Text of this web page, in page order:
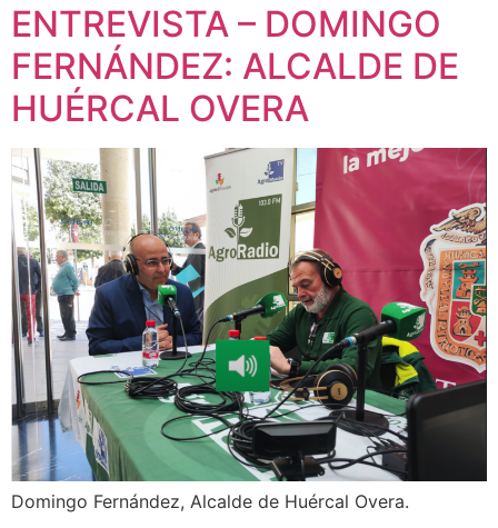
ENTREVISTA – DOMINGO
FERNÁNDEZ: ALCALDE DE
HUÉRCAL OVERA
Domingo Fernández, Alcalde de Huércal Overa.